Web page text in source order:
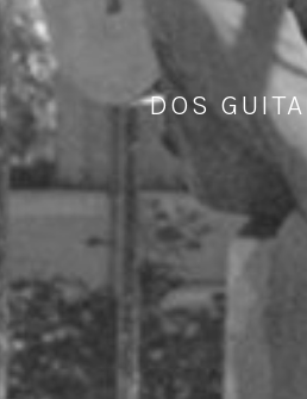
DOS